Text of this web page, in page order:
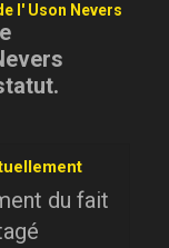
l' Uson Nevers
du fait